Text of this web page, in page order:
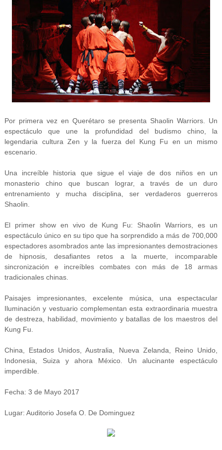
Por primera vez en Querétaro se presenta Shaolin Warriors. Un
espectáculo que une la profundidad del budismo chino, la
legendaria cultura Zen y la fuerza del Kung Fu en un mismo
escenario.
Una increíble historia que sigue el viaje de dos niños en un
monasterio chino que buscan lograr, a través de un duro
entrenamiento y mucha disciplina, ser verdaderos guerreros
Shaolin.
El primer show en vivo de Kung Fu: Shaolin Warriors, es un
espectáculo único en su tipo que ha sorprendido a más de 700,000
espectadores asombrados ante las impresionantes demostraciones
de hipnosis, desafiantes retos a la muerte, incomparable
sincronización e increíbles combates con más de 18 armas
tradicionales chinas.
Paisajes impresionantes, excelente música, una espectacular
Iluminación y vestuario complementan esta extraordinaria muestra
de destreza, habilidad, movimiento y batallas de los maestros del
Kung Fu.
China, Estados Unidos, Australia, Nueva Zelanda, Reino Unido,
Indonesia, Suiza y ahora México. Un alucinante espectáculo
imperdible.
Fecha: 3 de Mayo 2017
Lugar: Auditorio Josefa O. De Dominguez